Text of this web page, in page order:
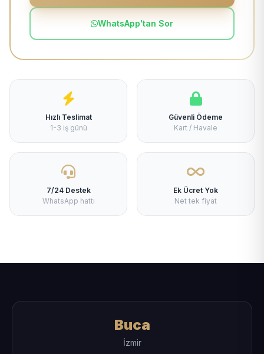
WhatsApp'tan Sor
Hızlı Teslimat
1-3 iş günü
Güvenli Ödeme
Kart / Havale
7/24 Destek
WhatsApp hattı
Ek Ücret Yok
Net tek fiyat
Buca
İzmir